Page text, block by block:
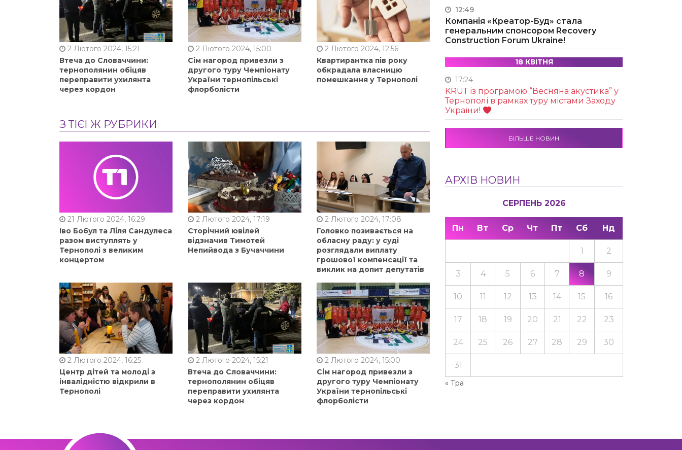
2 Лютого 2024, 15:21
Втеча до Словаччини:
тернополянин обіцяв
переправити ухилянта
через кордон
2 Лютого 2024, 15:00
Сім нагород привезли з
другого туру Чемпіонату
України тернопільські
флорболісти
2 Лютого 2024, 12:56
Квартирантка пів року
обкрадала власницю
помешкання у Тернополі
З ТІЄЇ Ж РУБРИКИ
21 Лютого 2024, 16:29
Іво Бобул та Ліля Сандулеса
разом виступлять у
Тернополі з великим
концертом
2 Лютого 2024, 17:19
Сторічний ювілей
відзначив Тимотей
Непийвода з Бучаччини
2 Лютого 2024, 17:08
Головко позивається на
обласну раду: у суді
розглядали виплату
грошової компенсації та
виклик на допит депутатів
2 Лютого 2024, 16:25
Центр дітей та молоді з
інвалідністю відкрили в
Тернополі
2 Лютого 2024, 15:21
Втеча до Словаччини:
тернополянин обіцяв
переправити ухилянта
через кордон
2 Лютого 2024, 15:00
Сім нагород привезли з
другого туру Чемпіонату
України тернопільські
флорболісти
12:49
Компанія «Креатор-Буд» стала
генеральним спонсором Recovery
Construction Forum Ukraine!
18 КВІТНЯ
17:24
KRUТ із програмою “Весняна акустика” у
Тернополі в рамках туру містами Заходу
України!
БІЛЬШЕ НОВИН
АРХІВ НОВИН
СЕРПЕНЬ 2026
Пн Вт Ср Чт Пт Сб Нд
« Тра
1 2
3 4 5 6 7 8 9
10 11 12 13 14 15 16
17 18 19 20 21 22 23
24 25 26 27 28 29 30
31